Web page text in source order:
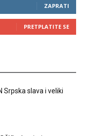
ZAPRATI
PRETPLATITE SE
Srpska slava i veliki